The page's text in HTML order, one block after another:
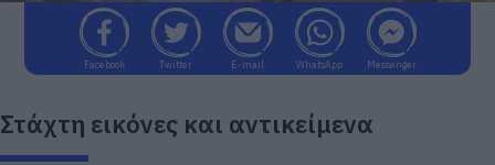
Facebook Twitter E-mail WhatsApp Messenger
Στάχτη εικόνες και αντικείμενα